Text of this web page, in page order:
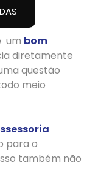
um bom
diretamente
questão
meio
para o
também não